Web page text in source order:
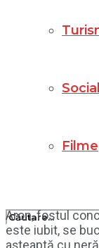
Social
Filme
Aron, fostul
este iubit, se
așteaptă cu